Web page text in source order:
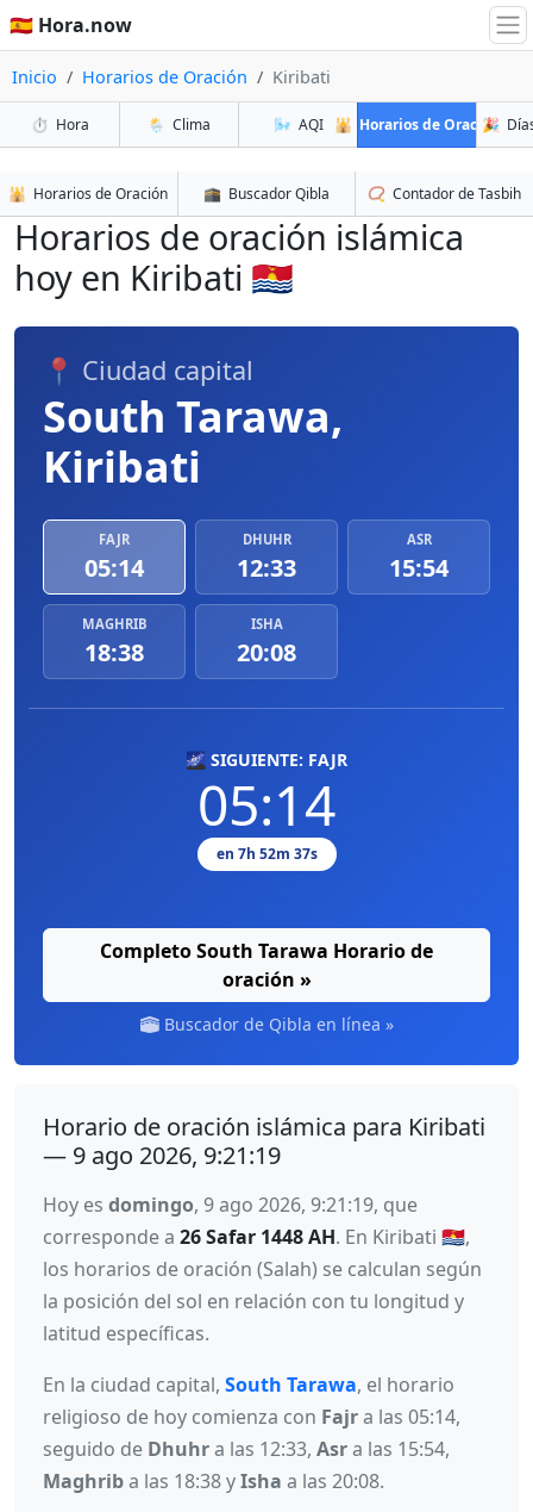
🇪🇸 Hora.now
Inicio Horarios de Oración Kiribati
⏱️ Hora 🌦️ Clima 🌬️ AQI 🕌 Horarios de Oración
🎉
🕌 Horarios de Oración 🕋 Buscador Qibla 📿 Contador de Tasbih
Horarios de oración islámica
hoy en Kiribati 🇰🇮
📍 Ciudad capital
South Tarawa,
Kiribati
FAJR
05:14
DHUHR
12:33
ASR
15:54
MAGHRIB
18:38
ISHA
20:08
🌌 SIGUIENTE: FAJR
05:14
en 7h 52m 37s
Completo South Tarawa Horario de
oración »
Buscador de Qibla en línea »
Horario de oración islámica para Kiribati
— 9 ago 2026, 9:21:19
Hoy es domingo, 9 ago 2026, 9:21:19, que
corresponde a 26 Safar 1448 AH. En Kiribati 🇰🇮,
los horarios de oración (Salah) se calculan según
la posición del sol en relación con tu longitud y
latitud específicas.
En la ciudad capital, South Tarawa, el horario
religioso de hoy comienza con Fajra las 05:14,
seguido de Dhuhra las 12:33, Asra las 15:54,
Maghriba las 18:38 yIsha a las 20:08.